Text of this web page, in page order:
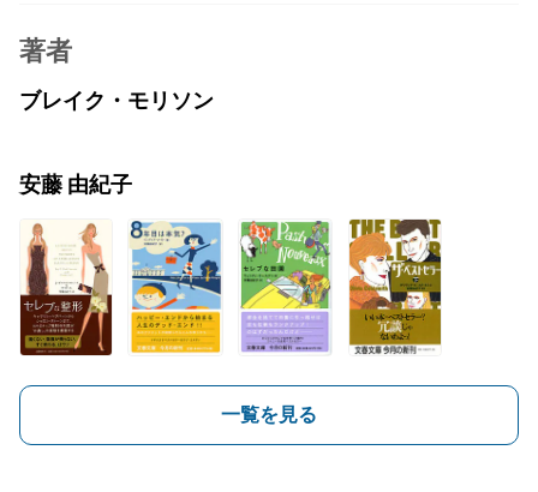
著者
ブレイク・モリソン
安藤 由紀子
一覧を見る